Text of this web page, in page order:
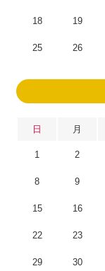
18 19
25 26
日 月
1 2
8 9
15 16
22 23
29 30